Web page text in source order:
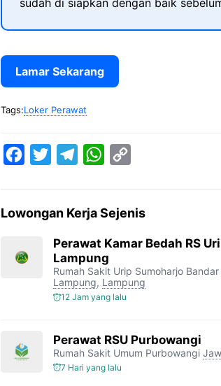
sudah di siapkan dengan baik
Lamar Sekarang
Tags:Loker Perawat
e
o
t
t
e
r
e
g
r
a
m
W
t
s
A
p
p
y
L
n
Lowongan Kerja Sejenis
Perawat Kamar Bedah RS
Lampung
Rumah Sakit Urip Sumoharjo
Lampung, Lampung
12 Jam yang lalu
Perawat RSU Purbowangi
Rumah Sakit Umum Purbowangi
7 Hari yang lalu